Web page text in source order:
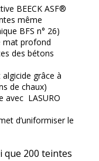
BEECK ASF®
même
BFS n° 26)
mat profond
des bétons
grâce à
de chaux)
avec LASURO
d’uniformiser le
que 200 teintes